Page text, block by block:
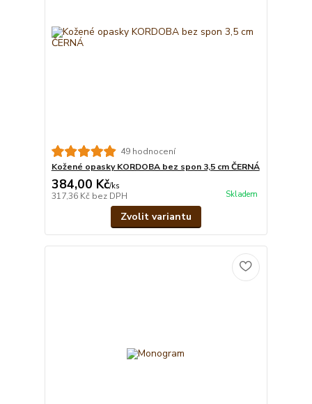
49 hodnocení
Kožené opasky KORDOBA bez spon 3,5 cm ČERNÁ
384,00 Kč/ks
317,36 Kč bez DPH Skladem
Zvolit variantu